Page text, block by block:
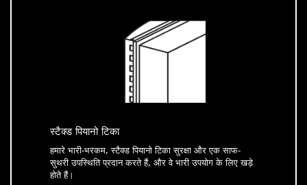
स्टैक्ड पियानो टिका
हमारे भारी-भरकम, स्टैक्ड पियानो टिका सुरक्षा और एक साफ-
सुथरी उपस्थिति प्रदान करते हैं, और वे भारी उपयोग के लिए खड़े
होते हैं।